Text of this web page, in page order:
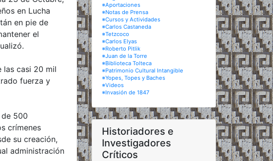
en Lucha
en pie de
el
las casi 20 mil
fuerza y
500
crímenes
su creación,
administración
※Aportaciones
※Notas de Prensa
※Cursos y Actividades
※Carlos Castaneda
※Tetzcoco
※Carlos Elyas
※Roberto Pitlik
※Juan de la Torre
※Biblioteca Tolteca
※Patrimonio Cultural Intangible
※Yopes, Topes y Baches
※Videos
※Invasión de 1847
Historiadores e
Investigadores
Críticos